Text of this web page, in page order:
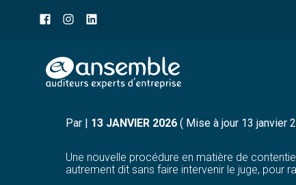
header
Aller
au
DEMANDE DE
Par | 13 JANVIER 2026( Mise à jour 13 janvier
Une nouvelle procédure en matière de
autrement dit sans faire intervenir le juge, pour